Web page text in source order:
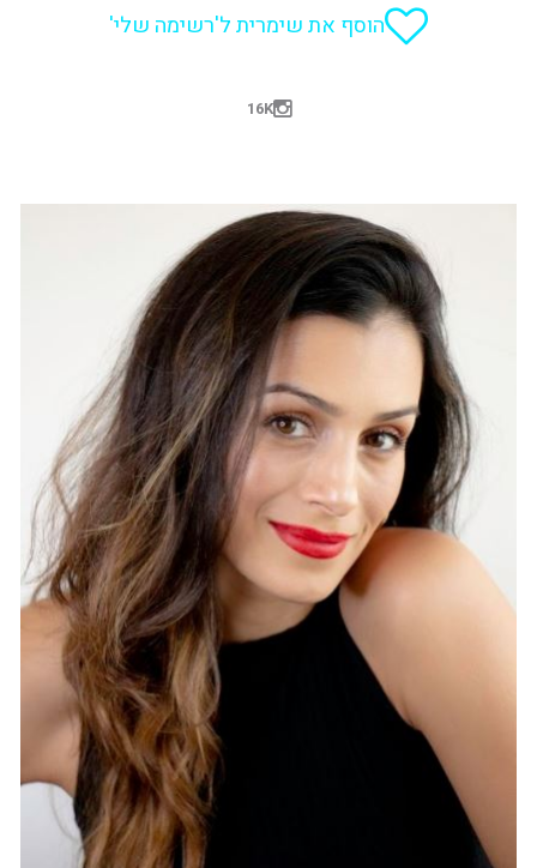
הוסף את שימרית ל'רשימה שלי'
16K